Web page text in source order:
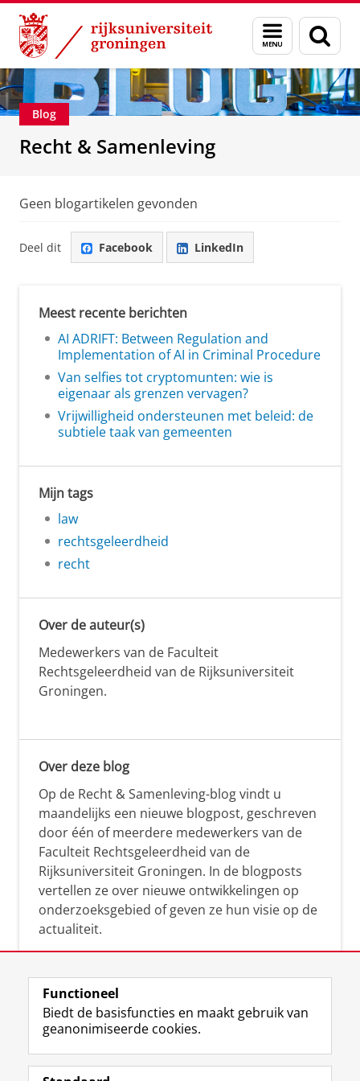
Skip
Content
Skip
Navigation
Menu
en
zoeken
Over ons Recht & Samenleving
Blog
Recht & Samenleving
Geen blogartikelen gevonden
Deel dit Facebook LinkedIn
Meest recente berichten
AI ADRIFT: Between Regulation and
Implementation of AI in Criminal Procedure
Van selfies tot cryptomunten: wie is
eigenaar als grenzen vervagen?
Vrijwilligheid ondersteunen met beleid: de
subtiele taak van gemeenten
Mijn tags
law
rechtsgeleerdheid
recht
Over de auteur(s)
Medewerkers van de Faculteit
Rechtsgeleerdheid van de Rijksuniversiteit
Groningen.
Over deze blog
Op de Recht & Samenleving-blog vindt u
maandelijks een nieuwe blogpost, geschreven
door één of meerdere medewerkers van de
Faculteit Rechtsgeleerdheid van de
Rijksuniversiteit Groningen. In de blogposts
vertellen ze over nieuwe ontwikkelingen op
onderzoeksgebied of geven ze hun visie op de
actualiteit.
Volg de RUG
F
a
L
i
R
S
I
n
Y
o
Functioneel
Biedt de basisfuncties en maakt gebruik van
geanonimiseerde cookies.